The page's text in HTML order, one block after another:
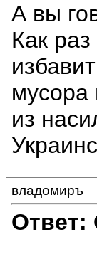
А вы
Как
мусора
из
владомиръ
Ответ: